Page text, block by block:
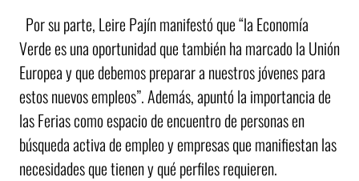
Por su parte, Leire Pajín manifestó que “la Economía
Verde es una oportunidad que también ha marcado la Unión
Europea y que debemos preparar a nuestros jóvenes para
estos nuevos empleos”. Además, apuntó la importancia de
las Ferias como espacio de encuentro de personas en
búsqueda activa de empleo y empresas que manifiestan las
necesidades que tienen y qué perfiles requieren.